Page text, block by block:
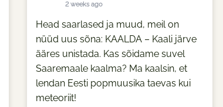
2 weeks ago
Head saarlased ja muud, meil on
nüüd uus sõna: KAALDA – Kaali järve
ääres unistada. Kas sõidame suvel
Saaremaale kaalma? Ma kaalsin, et
lendan Eesti popmuusika taevas kui
meteoriit!